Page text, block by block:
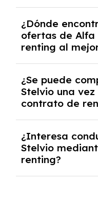
autónomos,
algunos casos,
inicial.
¿Dónde
ofertas de Alfa
renting al
mejores ofertas
todos los gastos
entradas.
¿Se puede
Stelvio una
contrato de
renting se puede
caso tendrán que
cantidad de
del mercado
¿Interesa
Stelvio
renting?